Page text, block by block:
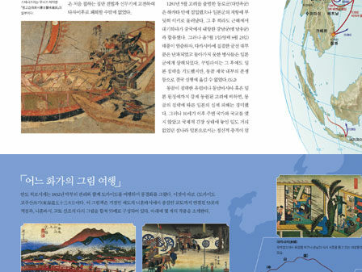
았다. 현재 서울대학교 동양사학과 교수로 재직하고 있다. 지은 책으
로는 『15.16세기 일본의 전국시대와 도요토미 정권』, 『전쟁과 동북아
의 국제질서』(공저) 등이 있다. * 근세 이계황 연세대학교 사학과를
졸업하고 교토 대학에서 박사학위를 받았다. 현재 인하대 일어일본학
과 교수로 재직하고 있다. 지은 책으로 『文祿·慶長의 役과 東아시
아』(일어판), 『기억의 전쟁』(공저), 『천황과 일본문화』(공저), 『오다
과를 졸업하고, 미국 프린스턴 대학에서 박사학위를 받았다. 현재 서
강대학교 사학과 교수로 재직하고 있다. 지은 책으로는 『구리와 사무
라이』,『천황과 일본문화』(공저)가 있고, 옮긴 책으로는 『동양문화사』
상·하(공역)이 있다. * 근현대 함동주 이화여자대학교 사학과를 졸업
하고, 미국 시카고 대학에서 박사학위를 받았다. 현재 이화여자대학